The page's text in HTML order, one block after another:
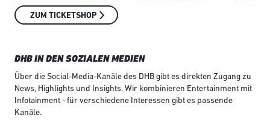
ZUM TICKETSHOP
DHB IN DEN SOZIALEN MEDIEN
Über die Social-Media-Kanäle des DHB gibt es direkten Zugang zu
News, Highlights und Insights. Wir kombinieren Entertainment mit
Infotainment - für verschiedene Interessen gibt es passende
Kanäle.